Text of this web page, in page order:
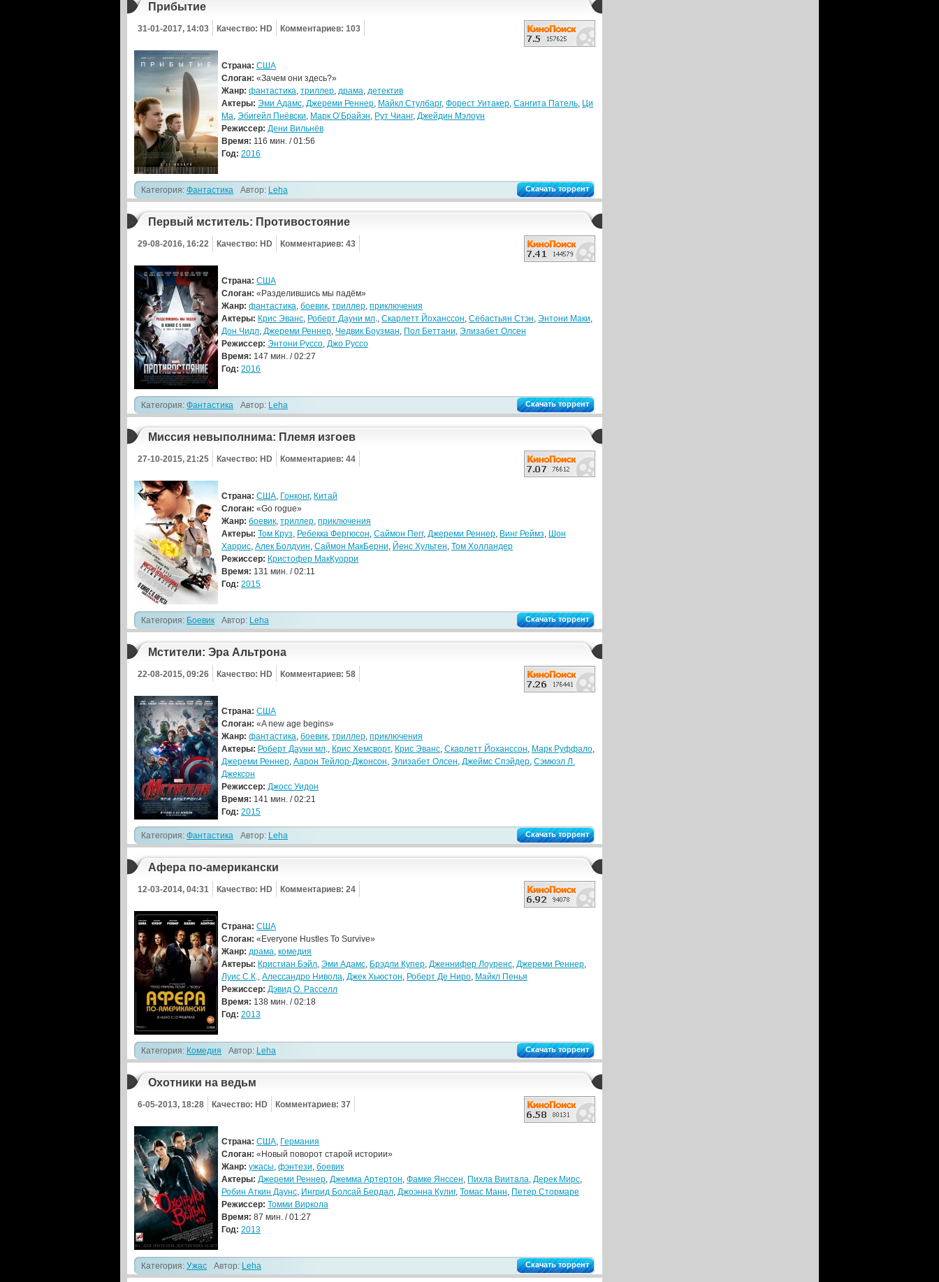
Прибытие
31-01-2017, 14:03 Качество: HD Комментариев: 103
Страна: США
Слоган: «Зачем они здесь?»
Жанр: фантастика, триллер, драма, детектив
Актеры: Эми Адамс, Джереми Реннер, Майкл Стулбарг, Форест Уитакер, Сангита Патель, Ци
Ма, Эбигейл Пнёвски, Марк О’Брайэн, Рут Чианг, Джейдин Мэлоун
Режиссер: Дени Вильнёв
Время: 116 мин. / 01:56
Год: 2016
Категория: Фантастика Автор: Leha Скачать торрент
Первый мститель: Противостояние
29-08-2016, 16:22 Качество: HD Комментариев: 43
Страна: США
Слоган: «Разделившись мы падём»
Жанр: фантастика, боевик, триллер, приключения
Актеры: Крис Эванс, Роберт Дауни мл., Скарлетт Йоханссон, Себастьян Стэн, Энтони Маки,
Дон Чидл, Джереми Реннер, Чедвик Боузман, Пол Беттани, Элизабет Олсен
Режиссер: Энтони Руссо, Джо Руссо
Время: 147 мин. / 02:27
Год: 2016
Категория: Фантастика Автор: Leha Скачать торрент
Миссия невыполнима: Племя изгоев
27-10-2015, 21:25 Качество: HD Комментариев: 44
Страна: США, Гонконг, Китай
Слоган: «Go rogue»
Жанр: боевик, триллер, приключения
Актеры: Том Круз, Ребекка Фергюсон, Саймон Пегг, Джереми Реннер, Винг Реймз, Шон
Харрис, Алек Болдуин, Саймон МакБерни, Йенс Хультен, Том Холландер
Режиссер: Кристофер МакКуорри
Время: 131 мин. / 02:11
Год: 2015
Категория: Боевик Автор: Leha Скачать торрент
Мстители: Эра Альтрона
22-08-2015, 09:26 Качество: HD Комментариев: 58
Страна: США
Слоган: «A new age begins»
Жанр: фантастика, боевик, триллер, приключения
Актеры: Роберт Дауни мл., Крис Хемсворт, Крис Эванс, Скарлетт Йоханссон, Марк Руффало,
Джереми Реннер, Аарон Тейлор-Джонсон, Элизабет Олсен, Джеймс Спэйдер, Сэмюэл Л.
Джексон
Режиссер: Джосс Уидон
Время: 141 мин. / 02:21
Год: 2015
Категория: Фантастика Автор: Leha Скачать торрент
Афера по-американски
12-03-2014, 04:31 Качество: HD Комментариев: 24
Страна: США
Слоган: «Everyone Hustles To Survive»
Жанр: драма, комедия
Актеры: Кристиан Бэйл, Эми Адамс, Брэдли Купер, Дженнифер Лоуренс, Джереми Реннер,
Луис С.К., Алессандро Нивола, Джек Хьюстон, Роберт Де Ниро, Майкл Пенья
Режиссер: Дэвид О. Расселл
Время: 138 мин. / 02:18
Год: 2013
Категория: Комедия Автор: Leha Скачать торрент
Охотники на ведьм
6-05-2013, 18:28 Качество: HD Комментариев: 37
Страна: США, Германия
Слоган: «Новый поворот старой истории»
Жанр: ужасы, фэнтези, боевик
Актеры: Джереми Реннер, Джемма Артертон, Фамке Янссен, Пихла Виитала, Дерек Мирс,
Робин Аткин Даунс, Ингрид Болсай Бердал, Джоэнна Кулиг, Томас Манн, Петер Стормаре
Режиссер: Томми Виркола
Время: 87 мин. / 01:27
Год: 2013
Категория: Ужас Автор: Leha Скачать торрент